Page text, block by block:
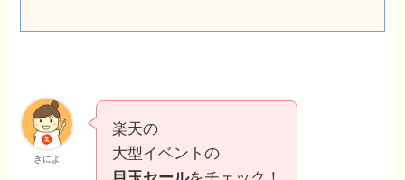
きによ
楽天の
大型イベントの